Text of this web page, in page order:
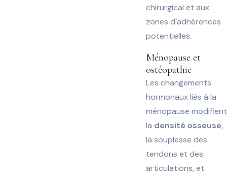
chirurgical et aux
zones d'adhérences
potentielles.
Ménopause et
ostéopathie
Les changements
hormonaux liés à la
ménopause modifient
la densité osseuse,
la souplesse des
tendons et des
articulations, et